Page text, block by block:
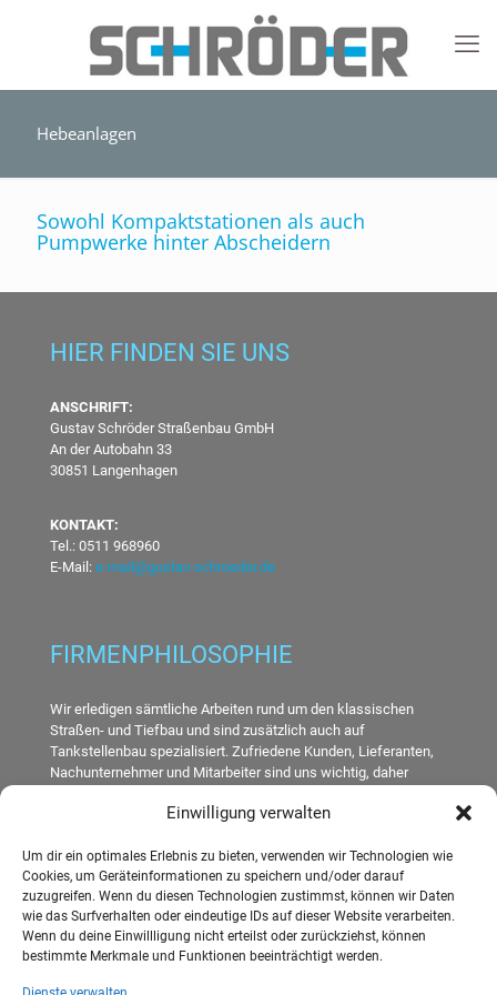
Einwilligung verwalten
Um dir ein optimales Erlebnis zu bieten, verwenden wir Technologien wie
Cookies, um Geräteinformationen zu speichern und/oder darauf
zuzugreifen. Wenn du diesen Technologien zustimmst, können wir Daten
wie das Surfverhalten oder eindeutige IDs auf dieser Website verarbeiten.
Wenn du deine Einwillligung nicht erteilst oder zurückziehst, können
bestimmte Merkmale und Funktionen beeinträchtigt werden.
Hebeanlagen
Sowohl Kompaktstationen als auch
Pumpwerke hinter Abscheidern
HIER FINDEN SIE UNS
ANSCHRIFT:
Gustav Schröder Straßenbau GmbH
An der Autobahn 33
30851 Langenhagen
KONTAKT:
Tel.: 0511 968960
E-Mail: e-mail@gustav-schroeder.de
FIRMENPHILOSOPHIE
Wir erledigen sämtliche Arbeiten rund um den klassischen
Straßen- und Tiefbau und sind zusätzlich auch auf
Tankstellenbau spezialisiert. Zufriedene Kunden, Lieferanten,
Nachunternehmer und Mitarbeiter sind uns wichtig, daher
mit uns, wir freuen uns auf Ihren Anruf!
WEITERE INFORMATIONEN
Ihr Kontakt zu uns
Impressum